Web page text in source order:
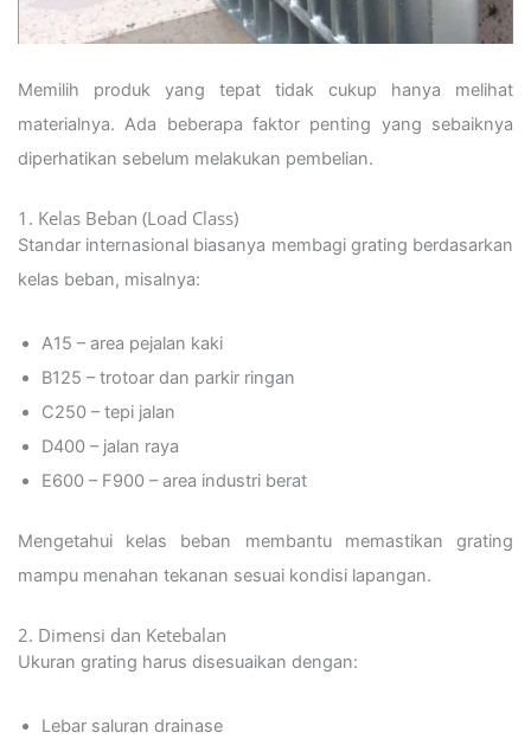
Memilih produk yang tepat tidak cukup hanya melihat
materialnya. Ada beberapa faktor penting yang sebaiknya
diperhatikan sebelum melakukan pembelian.
1. Kelas Beban (Load Class)
Standar internasional biasanya membagi grating berdasarkan
kelas beban, misalnya:
A15 – area pejalan kaki
B125 – trotoar dan parkir ringan
C250 – tepi jalan
D400 – jalan raya
E600 – F900 – area industri berat
Mengetahui kelas beban membantu memastikan grating
mampu menahan tekanan sesuai kondisi lapangan.
2. Dimensi dan Ketebalan
Ukuran grating harus disesuaikan dengan:
Lebar saluran drainase